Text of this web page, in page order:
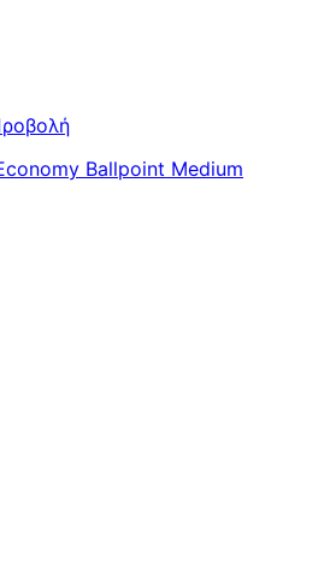
Ballpoint Medium